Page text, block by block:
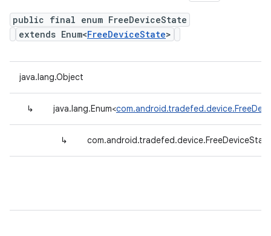
public final enum FreeDeviceState
extends Enum<FreeDeviceState>
java.lang.Object
↳ java.lang.Enum<
↳ com.android.tradefed.device.FreeDeviceState